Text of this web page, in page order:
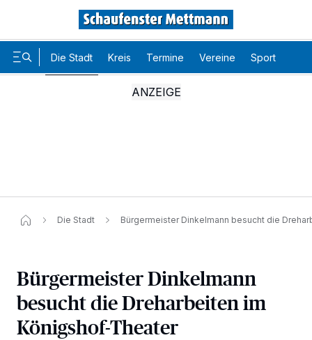
Die Stadt Kreis Termine Vereine Sport
Die Stadt Bürgermeister Dinkelmann besucht die
Bürgermeister Dinkelmann
besucht die Dreharbeiten im
Königshof-Theater